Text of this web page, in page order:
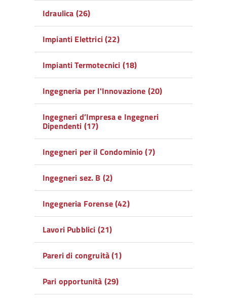
Idraulica (26)
Impianti Elettrici (22)
Impianti Termotecnici (18)
Ingegneria per l'Innovazione (20)
Ingegneri d’Impresa e Ingegneri
Dipendenti (17)
Ingegneri per il Condominio (7)
Ingegneri sez. B (2)
Ingegneria Forense (42)
Lavori Pubblici (21)
Pareri di congruità (1)
Pari opportunità (29)